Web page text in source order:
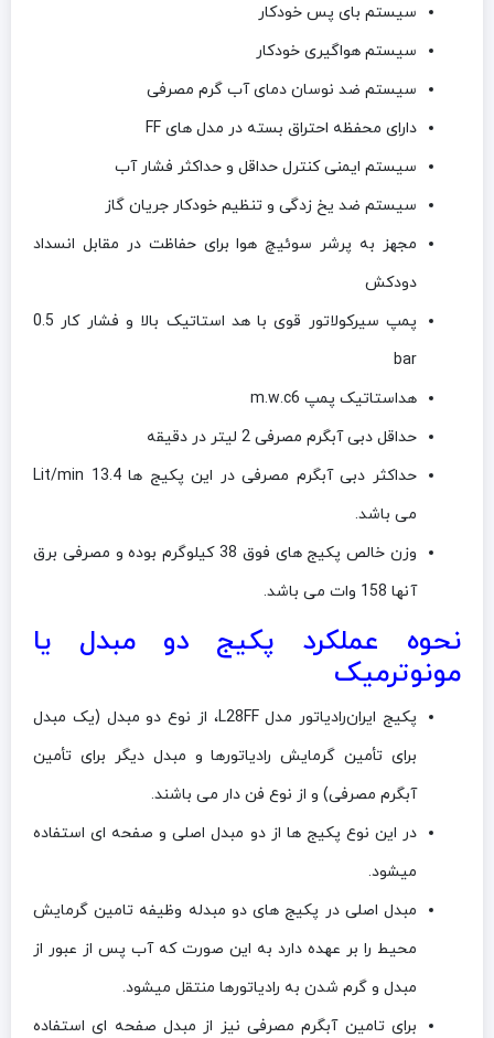
سیستم بای پس خودکار
سیستم هواگیری خودکار
سیستم ضد نوسان دمای آب گرم مصرفی
دارای محفظه احتراق بسته در مدل های FF
سیستم ایمنی کنترل حداقل و حداکثر فشار آب
سیستم ضد یخ زدگی و تنظیم خودکار جریان گاز
مجهز به پرشر سوئیچ هوا برای حفاظت در مقابل انسداد
دودکش
پمپ سیرکولاتور قوی با هد استاتیک بالا و فشار کار 0.5
bar
هداستاتیک پمپ m.w.c6
حداقل دبی آبگرم مصرفی 2 لیتر در دقیقه
حداکثر دبی آبگرم مصرفی در این پکیج ها 13.4 Lit/min
می باشد.
وزن خالص پکیج های فوق 38 کیلوگرم بوده و مصرفی برق
آنها 158 وات می باشد.
نحوه عملکرد پکیج دو مبدل یا
مونوترمیک
پکیج ایران‌رادیاتور مدل L28FF، از نوع دو مبدل (یک مبدل
برای تأمین گرمایش رادیاتورها و مبدل دیگر برای تأمین
آبگرم مصرفی) و از نوع فن دار می باشند.
در این نوع پکیج ها از دو مبدل اصلی و صفحه ای استفاده
میشود.
مبدل اصلی در پکیج های دو مبدله وظیفه تامین گرمایش
محیط را بر عهده دارد به این صورت که آب پس از عبور از
مبدل و گرم شدن به رادیاتورها منتقل میشود.
برای تامین آبگرم مصرفی نیز از مبدل صفحه ای استفاده